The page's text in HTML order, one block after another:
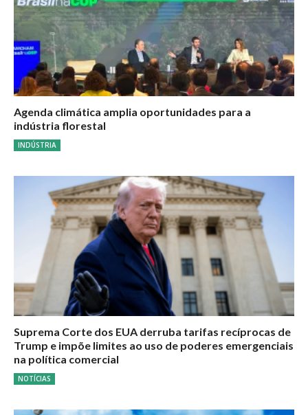
Agenda climática amplia oportunidades para a
indústria florestal
INDÚSTRIA
Suprema Corte dos EUA derruba tarifas recíprocas de
Trump e impõe limites ao uso de poderes emergenciais
na política comercial
NOTÍCIAS